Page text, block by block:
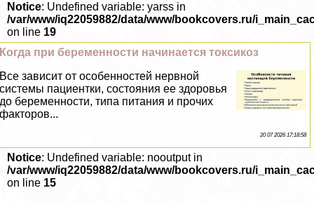
Notice: Undefined variable: yarss in
/var/www/iq22059882/data/www/bookcovers.ru/
on line 19
Когда при беременности начинается токсикоз
Все зависит от особенностей нервной
системы пациентки, состояния ее здоровья
до беременности, типа питания и прочих
факторов...
20 07 2026 17:18:58
Notice: Undefined variable: nooutput in
/var/www/iq22059882/data/www/bookcovers.ru/
on line 15